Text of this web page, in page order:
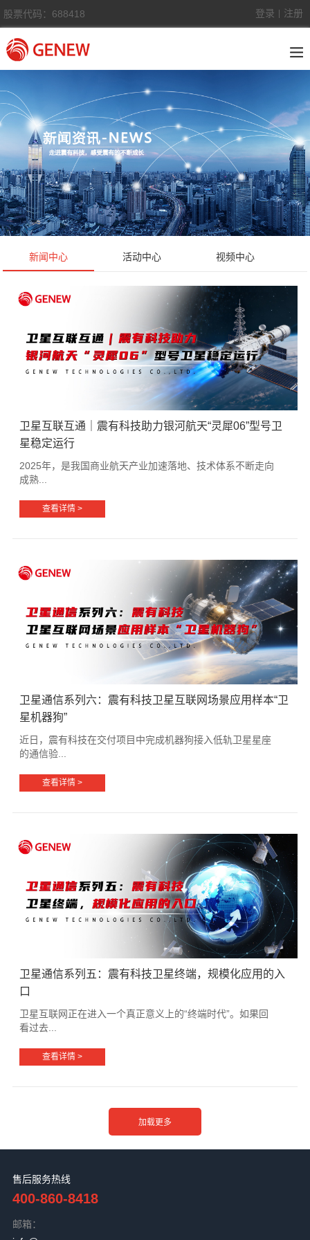
股票代码：688418 登录 注册
新闻中心 活动中心 视频中心
卫星互联互通｜震有科技助力银河航天“灵犀06”型号卫
星稳定运行
2025年，是我国商业航天产业加速落地、技术体系不断走向
成熟...
查看详情 >
卫星通信系列六：震有科技卫星互联网场景应用样本“卫
星机器狗”
近日，震有科技在交付项目中完成机器狗接入低轨卫星星座
的通信验...
查看详情 >
卫星通信系列五：震有科技卫星终端，规模化应用的入
口
卫星互联网正在进入一个真正意义上的“终端时代”。如果回
看过去...
查看详情 >
售后服务热线
400-860-8418
邮箱：